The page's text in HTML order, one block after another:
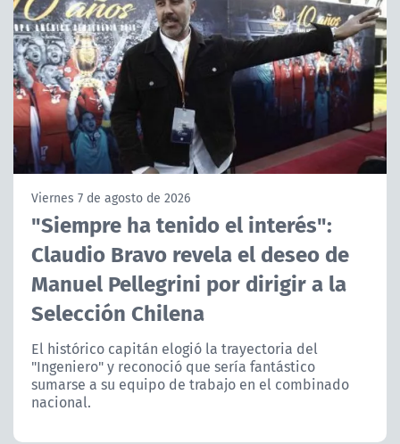
TVN VERTICAL
TVN PLAY
PROGRAMAS
TELESERIES
ACTUALIDAD Y TENDENCIAS
CORPORATIVO Y TRANSPARENCIA
ÁREA DE PROYECTOS
Viernes 7 de agosto de 2026
"Siempre ha tenido el interés":
Claudio Bravo revela el deseo de
Manuel Pellegrini por dirigir a la
Selección Chilena
El histórico capitán elogió la trayectoria del
"Ingeniero" y reconoció que sería fantástico
sumarse a su equipo de trabajo en el combinado
nacional.